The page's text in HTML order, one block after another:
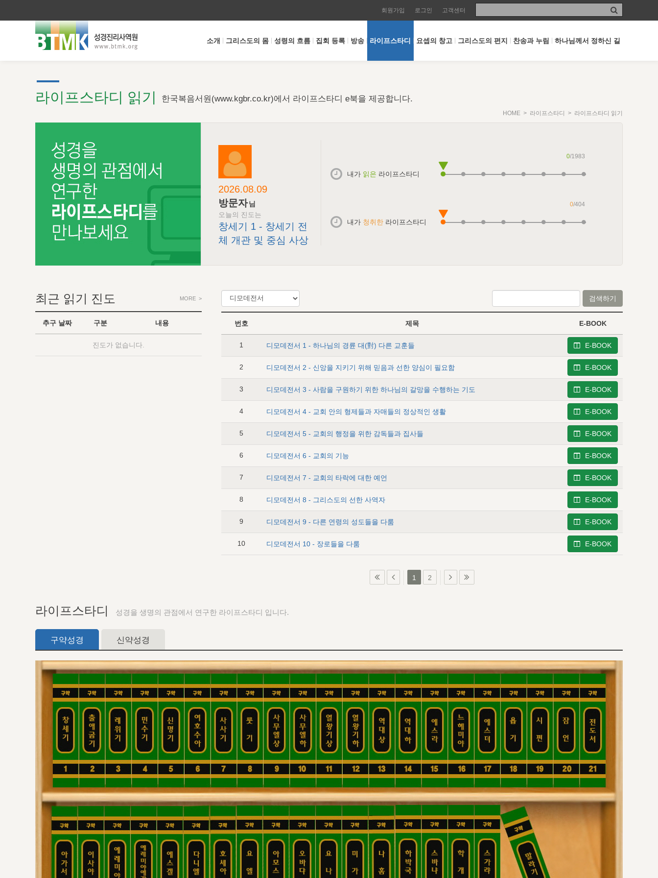
회원가입 로그인 고객센터
소개 그리스도의 몸 성령의 흐름 집회 등록 방송 라이프스타디 요셉의 창고 그리스도의 편지 찬송과 누림 하나님께서 정하신 길
라이프스타디 읽기 한국복음서원(www.kgbr.co.kr)에서 라이프스타디 e북을 제공합니다.
HOME > 라이프스타디 > 라이프스타디 읽기
2026.08.09
방문자님
오늘의 진도는
창세기 1 - 창세기 전
체 개관 및 중심 사상
내가 읽은 라이프스타디
0/1983
내가 청취한 라이프스타디
0/404
최근 읽기 진도 MORE >
추구 날짜 구분 내용
진도가 없습니다.
검색하기
번호 제목 E-BOOK
1 디모데전서 1 - 하나님의 경륜 대(對) 다른 교훈들 E-BOOK
2 디모데전서 2 - 신앙을 지키기 위해 믿음과 선한 양심이 필요함 E-BOOK
3 디모데전서 3 - 사람을 구원하기 위한 하나님의 갈망을 수행하는 기도 E-BOOK
4 디모데전서 4 - 교회 안의 형제들과 자매들의 정상적인 생활 E-BOOK
5 디모데전서 5 - 교회의 행정을 위한 감독들과 집사들 E-BOOK
6 디모데전서 6 - 교회의 기능 E-BOOK
7 디모데전서 7 - 교회의 타락에 대한 예언 E-BOOK
8 디모데전서 8 - 그리스도의 선한 사역자 E-BOOK
9 디모데전서 9 - 다른 연령의 성도들을 다룸 E-BOOK
10 디모데전서 10 - 장로들을 다룸 E-BOOK
1 2
라이프스타디 성경을 생명의 관점에서 연구한 라이프스타디 입니다.
구약성경 신약성경